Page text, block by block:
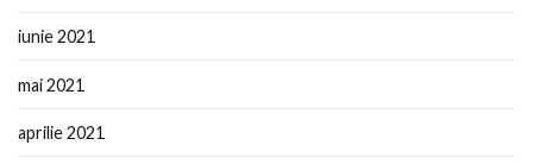
iunie 2021
mai 2021
aprilie 2021